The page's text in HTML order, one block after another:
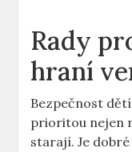
Rady
hraní
Bezpečnost
prioritou nejen
starají. Je